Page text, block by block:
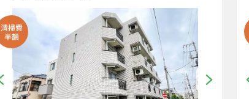
清掃費
半額